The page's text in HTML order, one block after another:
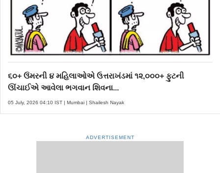
૬૦+ ઉંમરની ૪ મહિલાઓએ ઉત્તરાખંડમાં ૧૨,૦૦૦+ ફુટની
ઊંચાઈએ આવેલા ભગવાન શિવના...
05 July, 2026 04:10 IST | Mumbai | Shailesh Nayak
ADVERTISEMENT